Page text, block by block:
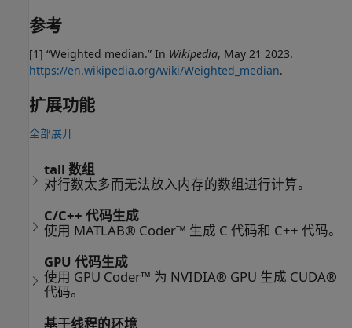
参考
[1] “Weighted median.” In Wikipedia, May 21 2023.
https://en.wikipedia.org/wiki/Weighted_median.
扩展功能
全部展开
tall 数组
对行数太多而无法放入内存的数组进行计算。
C/C++ 代码生成
使用 MATLAB® Coder™ 生成 C 代码和 C++ 代码。
GPU 代码生成
使用 GPU Coder™ 为 NVIDIA® GPU 生成 CUDA®
代码。
基于线程的环境